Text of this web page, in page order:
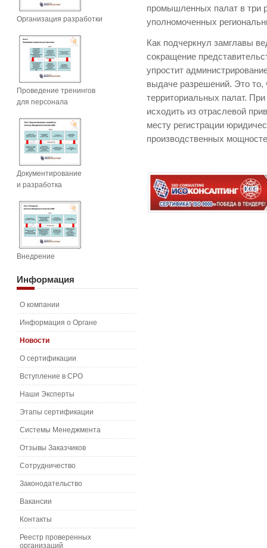
промышленных палат в три
уполномоченных
Как подчеркнул замглавы
сокращение
упростит
выдаче разрешений. Это то,
территориальных палат.
исходить из отраслевой
месту регистрации
производственных
Организация разработки
Проведение тренингов
для персонала
Документирование
и разработка
Внедрение
Информация
О компании
Информация о Органе
Новости
О сертификации
Вступление в СРО
Наши Эксперты
Этапы сертификации
Системы Менеджмента
Отзывы Заказчиков
Сотрудничество
Законодательство
Вакансии
Контакты
Реестр проверенных
организаций